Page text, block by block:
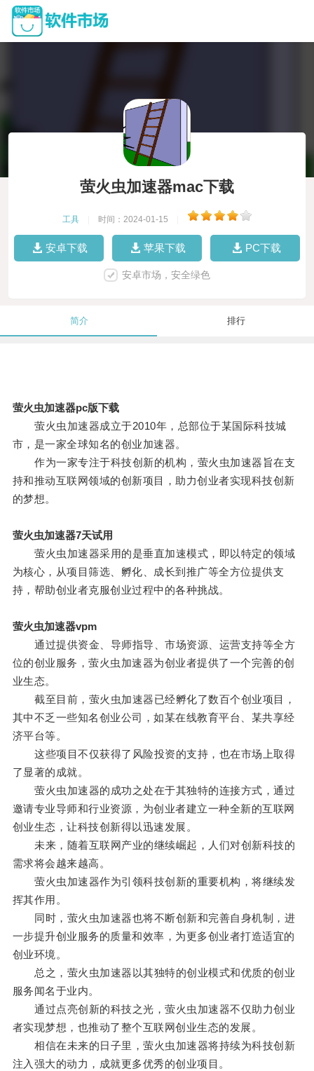
萤火虫加速器mac下载
工具 时间：2024-01-15
安卓下载 苹果下载 PC下载
安卓市场，安全绿色
简介 排行
萤火虫加速器pc版下载
萤火虫加速器成立于2010年，总部位于某国际科技城
市，是一家全球知名的创业加速器。
作为一家专注于科技创新的机构，萤火虫加速器旨在支
持和推动互联网领域的创新项目，助力创业者实现科技创新
的梦想。
萤火虫加速器7天试用
萤火虫加速器采用的是垂直加速模式，即以特定的领域
为核心，从项目筛选、孵化、成长到推广等全方位提供支
持，帮助创业者克服创业过程中的各种挑战。
萤火虫加速器vpm
通过提供资金、导师指导、市场资源、运营支持等全方
位的创业服务，萤火虫加速器为创业者提供了一个完善的创
业生态。
截至目前，萤火虫加速器已经孵化了数百个创业项目，
其中不乏一些知名创业公司，如某在线教育平台、某共享经
济平台等。
这些项目不仅获得了风险投资的支持，也在市场上取得
了显著的成就。
萤火虫加速器的成功之处在于其独特的连接方式，通过
邀请专业导师和行业资源，为创业者建立一种全新的互联网
创业生态，让科技创新得以迅速发展。
未来，随着互联网产业的继续崛起，人们对创新科技的
需求将会越来越高。
萤火虫加速器作为引领科技创新的重要机构，将继续发
挥其作用。
同时，萤火虫加速器也将不断创新和完善自身机制，进
一步提升创业服务的质量和效率，为更多创业者打造适宜的
创业环境。
总之，萤火虫加速器以其独特的创业模式和优质的创业
服务闻名于业内。
通过点亮创新的科技之光，萤火虫加速器不仅助力创业
者实现梦想，也推动了整个互联网创业生态的发展。
相信在未来的日子里，萤火虫加速器将持续为科技创新
注入强大的动力，成就更多优秀的创业项目。